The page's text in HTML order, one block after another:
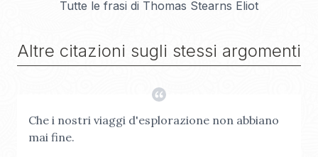
Tutte le frasi di Thomas Stearns Eliot
Altre citazioni sugli stessi argomenti
Che i nostri viaggi d'esplorazione non abbiano
mai fine.